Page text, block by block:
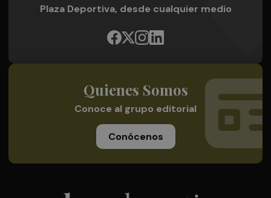
Plaza Deportiva, desde cualquier medio
Quienes Somos
Conoce al grupo editorial
Conócenos